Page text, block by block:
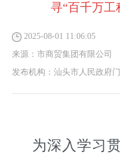
寻“百千万工
2025-08-01 11:06:05
来源： 市商贸集团有限公司
发布机构： 汕头市人民政府
为深入学习